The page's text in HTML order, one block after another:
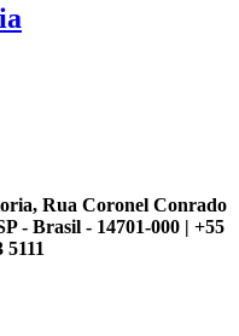
Rua Coronel Conrado
- Brasil - 14701-000 | +55
5111